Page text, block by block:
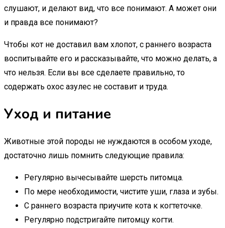
слушают, и делают вид, что все понимают. А может они
и правда все понимают?
Чтобы кот не доставил вам хлопот, с раннего возраста
воспитывайте его и рассказывайте, что можно делать, а
что нельзя. Если вы все сделаете правильно, то
содержать охос азулес не составит и труда.
Уход и питание
Животные этой породы не нуждаются в особом уходе,
достаточно лишь помнить следующие правила:
Регулярно вычесывайте шерсть питомца.
По мере необходимости, чистите уши, глаза и зубы.
С раннего возраста приучите кота к когтеточке.
Регулярно подстригайте питомцу когти.